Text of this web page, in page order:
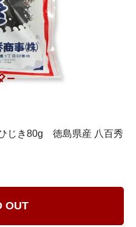
じき80g 徳島県産 八百秀
OUT